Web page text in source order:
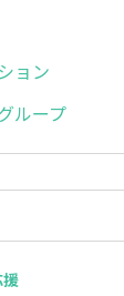
ョン
ループ